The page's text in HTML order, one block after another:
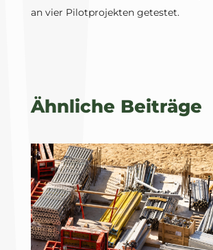
an vier Pilotprojekten getestet.
Ähnliche Beiträge